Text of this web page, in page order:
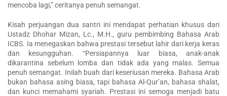
mencoba lagi,” ceritanya penuh semangat.
Kisah perjuangan dua santri ini mendapat perhatian khusus dari
Ustadz Dhohar Mizan, Lc., M.H., guru pembimbing Bahasa Arab
ICBS. Ia menegaskan bahwa prestasi tersebut lahir dari kerja keras
dan kesungguhan. “Persiapannya luar biasa, anak-anak
dikarantina sebelum lomba dan tidak ada yang malas. Semua
penuh semangat. Inilah buah dari keseriusan mereka. Bahasa Arab
bukan bahasa asing biasa, tapi bahasa Al-Qur’an, bahasa shalat,
dan kunci memahami syariah. Prestasi ini semoga menjadi batu